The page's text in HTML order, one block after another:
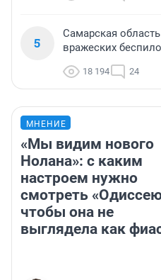
5
Самарская
вражеских
18 194 24
МНЕНИЕ
«Мы видим нового
Нолана»: с каким
настроем нужно
смотреть
чтобы она не
выглядела как